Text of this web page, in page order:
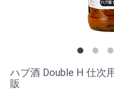
ハブ酒 Double H 仕次
販